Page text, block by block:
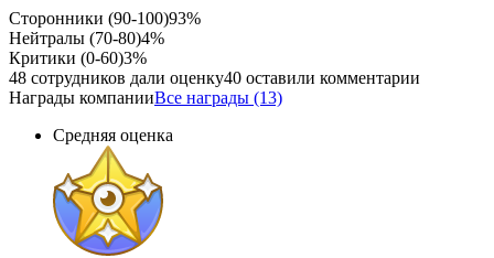
Сторонники (90-100)93%
Нейтралы (70-80)4%
Критики (0-60)3%
48 сотрудников дали оценку40 оставили комментарии
Награды компанииВсе награды (13)
Средняя оценка